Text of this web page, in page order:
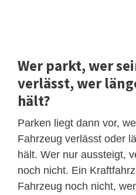
Wer parkt, wer
verlässt, wer
hält?
Parken liegt dann vor,
Fahrzeug verlässt oder
hält. Wer nur aussteigt,
noch nicht. Ein
Fahrzeug noch nicht,